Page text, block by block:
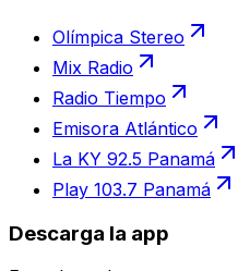
Olímpica Stereo
Mix Radio
Radio Tiempo
Emisora Atlántico
La KY 92.5 Panamá
Play 103.7 Panamá
Descarga la app